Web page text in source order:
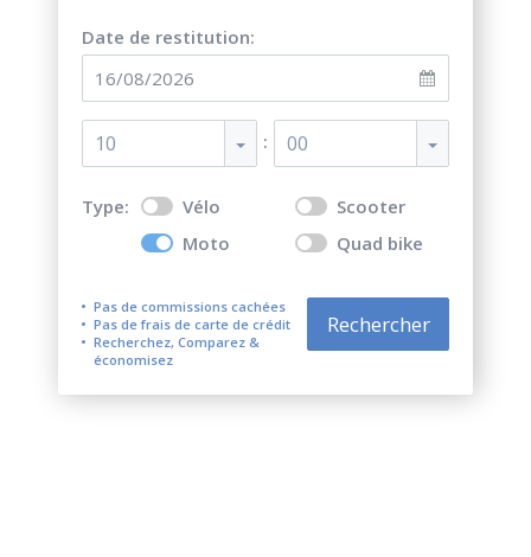
Date de restitution:
10 : 00
Type: Vélo
Scooter
Moto
Quad bike
Pas de commissions cachées
Pas de frais de carte de crédit
Recherchez, Comparez &
économisez
Rechercher